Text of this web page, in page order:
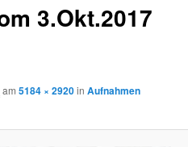
3.Okt.2017
am5184 × 2920inAufnahmen